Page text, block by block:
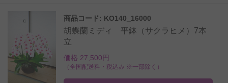
商品コード: KO140_16000
胡蝶蘭ミディ 平鉢（サクラヒメ）7本
立
価格 27,500円
（全国配送料・税込み ※一部除く）